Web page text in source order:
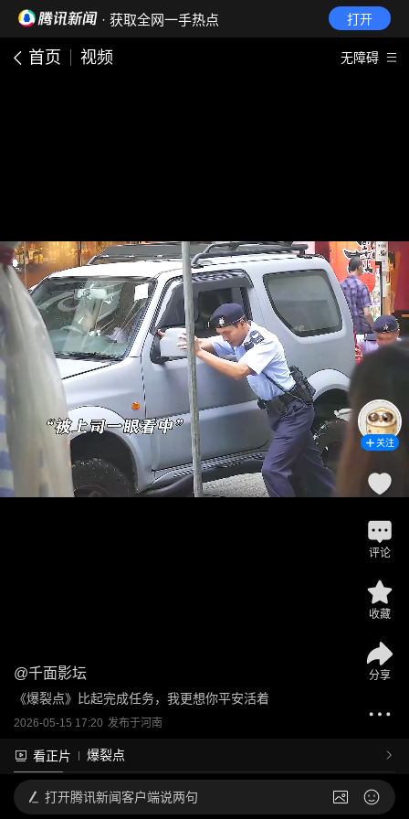
· 获取全网一手热点 打开
首页 视频 无障碍
@千面影坛
《爆裂点》比起完成任务，我更想你平安活着
2026-05-15 17:20 发布于河南
看正片 爆裂点
关注
评论
收藏
分享
打开腾讯新闻客户端说两句